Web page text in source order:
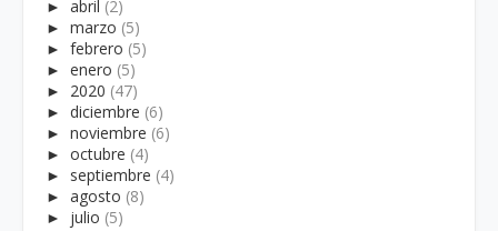
► abril (2)
► marzo (5)
► febrero (5)
► enero (5)
► 2020 (47)
► diciembre (6)
► noviembre (6)
► octubre (4)
► septiembre (4)
► agosto (8)
► julio (5)